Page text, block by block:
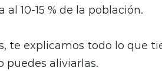
10-15 % de la población.
te explicamos todo lo que
puedes aliviarlas.